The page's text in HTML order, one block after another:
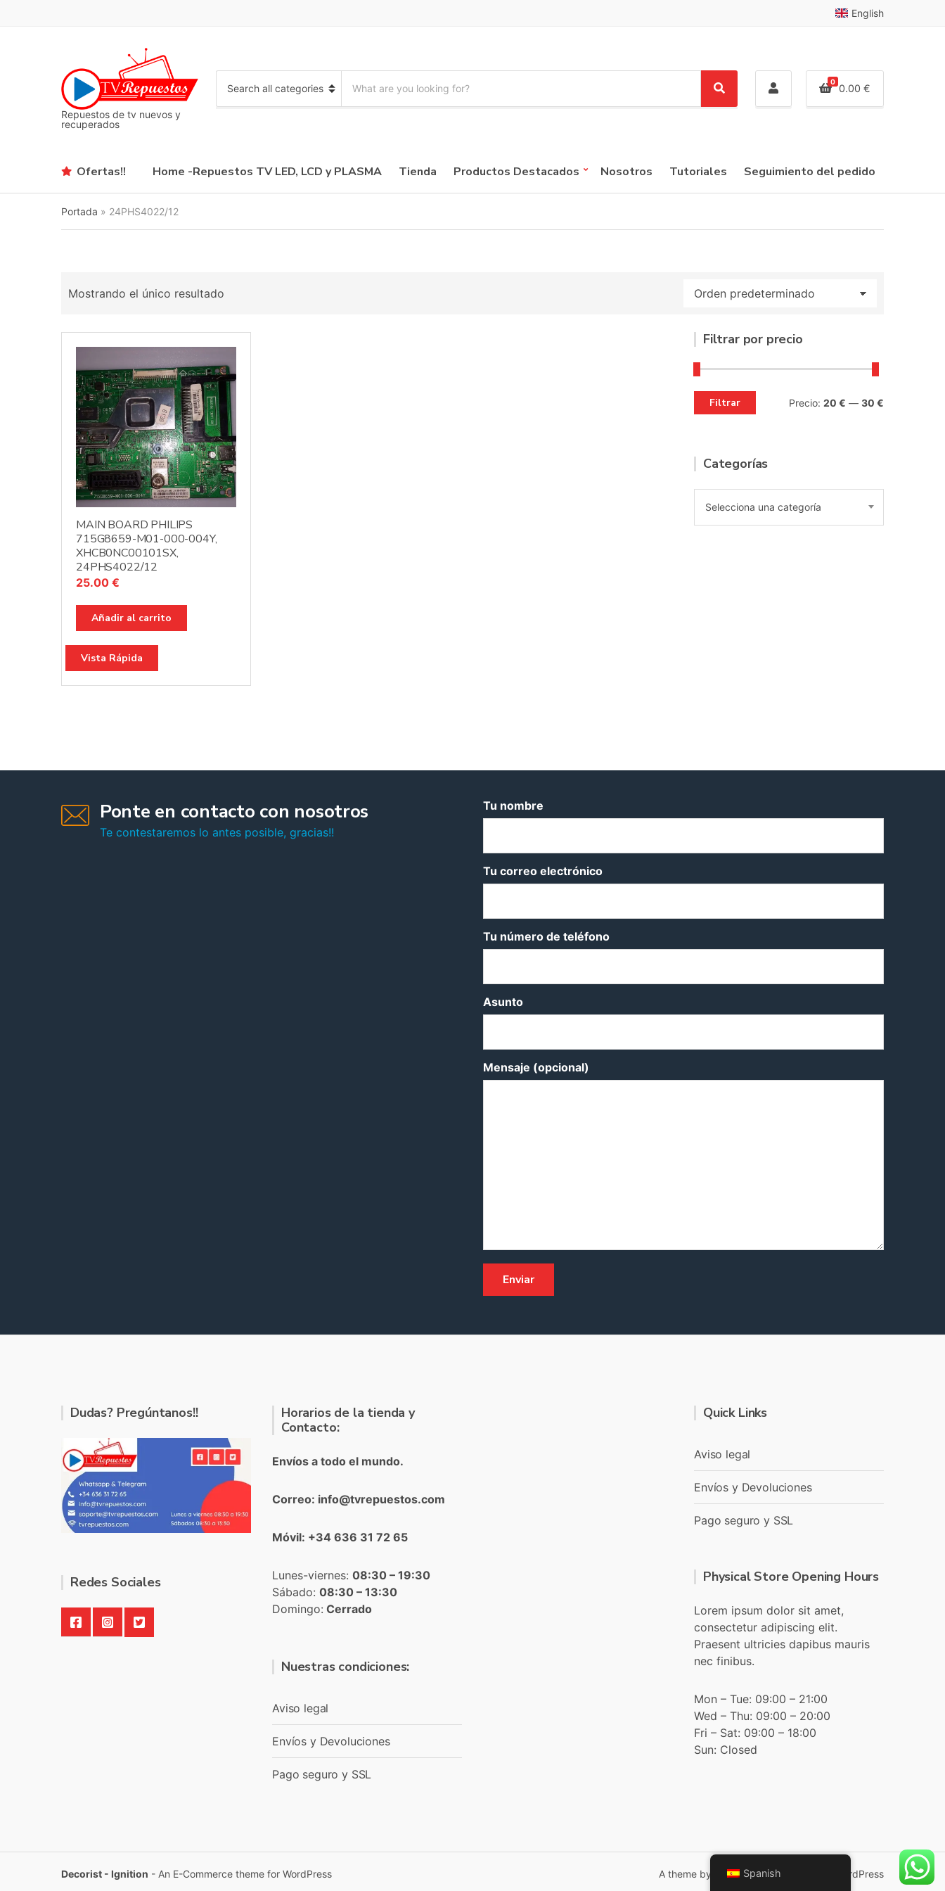
English
Repuestos de tv nuevos y
recuperados
a
r
y
a
r
c
S
e
h
0
0.00 €
Ofertas!! Home -Repuestos TV LED, LCD y PLASMA Tienda Productos Destacados Nosotros Tutoriales Seguimiento del pedido
Portada » 24PHS4022/12
Mostrando el único resultado
MAIN BOARD PHILIPS
715G8659-M01-000-004Y,
XHCB0NC00101SX,
24PHS4022/12
25.00 €
Añadir al carrito
Vista Rápida
Filtrar por precio
Precio
Precio
Filtrar Precio: 20 € — 30 €
Categorías
Selecciona una categoría
Ponte en contacto con nosotros
Te contestaremos lo antes posible, gracias!!
Tu nombre
Tu correo electrónico
Tu número de teléfono
Asunto
Mensaje (opcional)
Dudas? Pregúntanos!!
Redes Sociales
Horarios de la tienda y
Contacto:
Envíos a todo el mundo.
Correo: info@tvrepuestos.com
Móvil: +34 636 31 72 65
Lunes-viernes: 08:30 – 19:30
Sábado: 08:30 – 13:30
Domingo: Cerrado
Nuestras condiciones:
Aviso legal
Envíos y Devoluciones
Pago seguro y SSL
Quick Links
Aviso legal
Envíos y Devoluciones
Pago seguro y SSL
Physical Store Opening Hours
Lorem ipsum dolor sit amet,
consectetur adipiscing elit.
Praesent ultricies dapibus mauris
nec finibus.
Mon – Tue: 09:00 – 21:00
Wed – Thu: 09:00 – 20:00
Fri – Sat: 09:00 – 18:00
Sun: Closed
Decorist - Ignition - An E-Commerce theme for WordPress A theme by CSSIgniter- Powered by WordPress
Spanish